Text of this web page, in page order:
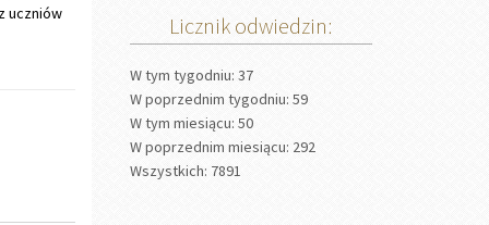
uczniów
Licznik odwiedzin:
W tym tygodniu: 37
W poprzednim tygodniu: 59
W tym miesiącu: 50
W poprzednim miesiącu: 292
Wszystkich: 7891